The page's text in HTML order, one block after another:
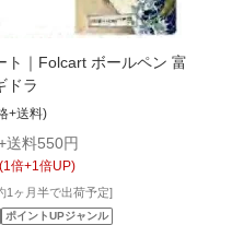
ト｜Folcart ボールペン 富
ドラ
+送料)
送料550円
(1 倍+1 倍UP)
1ヶ月半で出荷予定]
ポイントUPジャンル